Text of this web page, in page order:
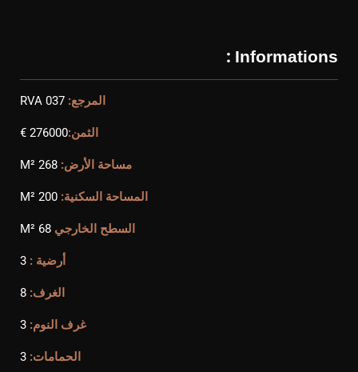
Informations :
المرجع: RVA 037
الثمن:276000 €
مساحة الأرض: 268 M²
المساحة السكنية: 200 M²
السطح الخارجي 68 M²
أرضية : 3
الغرف: 8
غرف النوم: 3
الحمامات: 3